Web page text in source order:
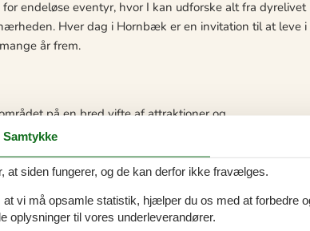
endeløse eventyr, hvor I kan udforske alt fra dyrelivet
Hver dag i Hornbæk er en invitation til at leve i
år frem.
på en bred vifte af attraktioner og
både eventyr og kulturelle oplevelser. Den
hvor I kan nyde friskfanget fisk direkte fra bådene
For de kunstinteresserede tilbyder Hornbæk
og internationale kunstnere.
en fantastisk aktivitet, der kan underholde
Samtykke
at siden fungerer, og de kan derfor ikke fravælges.
vi må opsamle statistik, hjælper du os med at forbedre
oplysninger til vores underleverandører.